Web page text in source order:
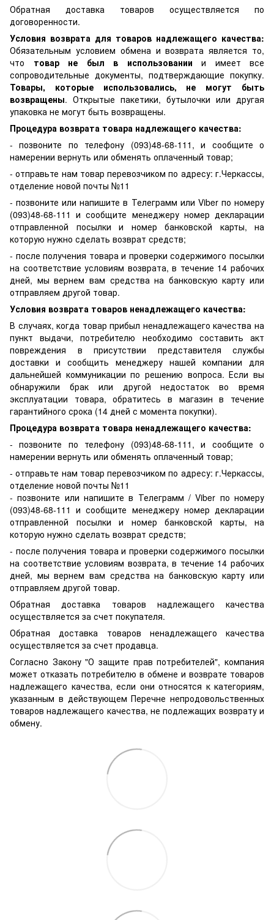
Обратная доставка товаров осуществляется по
договоренности.
Условия возврата для товаров надлежащего качества:
Обязательным условием обмена и возврата является то,
что товар не был в использовании и имеет все
сопроводительные документы, подтверждающие покупку.
Товары, которые использовались, не могут быть
возвращены. Открытые пакетики, бутылочки или другая
упаковка не могут быть возвращены.
Процедура возврата товара надлежащего качества:
- позвоните по телефону (093)48-68-111, и сообщите о
намерении вернуть или обменять оплаченный товар;
- отправьте нам товар перевозчиком по адресу: г.Черкассы,
отделение новой почты №11
- позвоните или напишите в Телеграмм или Viber по номеру
(093)48-68-111 и сообщите менеджеру номер декларации
отправленной посылки и номер банковской карты, на
которую нужно сделать возврат средств;
- после получения товара и проверки содержимого посылки
на соответствие условиям возврата, в течение 14 рабочих
дней, мы вернем вам средства на банковскую карту или
отправляем другой товар.
Условия возврата товаров ненадлежащего качества:
В случаях, когда товар прибыл ненадлежащего качества на
пункт выдачи, потребителю необходимо составить акт
повреждения в присутствии представителя службы
доставки и сообщить менеджеру нашей компании для
дальнейшей коммуникации по решению вопроса. Если вы
обнаружили брак или другой недостаток во время
эксплуатации товара, обратитесь в магазин в течение
гарантийного срока (14 дней с момента покупки).
Процедура возврата товара ненадлежащего качества:
- позвоните по телефону (093)48-68-111, и сообщите о
намерении вернуть или обменять оплаченный товар;
- отправьте нам товар перевозчиком по адресу: г.Черкассы,
отделение новой почты №11
- позвоните или напишите в Телеграмм / Viber по номеру
(093)48-68-111 и сообщите менеджеру номер декларации
отправленной посылки и номер банковской карты, на
которую нужно сделать возврат средств;
- после получения товара и проверки содержимого посылки
на соответствие условиям возврата, в течение 14 рабочих
дней, мы вернем вам средства на банковскую карту или
отправляем другой товар.
Обратная доставка товаров надлежащего качества
осуществляется за счет покупателя.
Обратная доставка товаров ненадлежащего качества
осуществляется за счет продавца.
Согласно Закону "О защите прав потребителей", компания
может отказать потребителю в обмене и возврате товаров
надлежащего качества, если они относятся к категориям,
указанным в действующем Перечне непродовольственных
товаров надлежащего качества, не подлежащих возврату и
обмену.